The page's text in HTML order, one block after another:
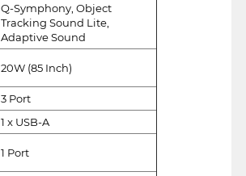
Q-Symphony, Object
Tracking Sound Lite,
Adaptive Sound
20W (85 Inch)
3 Port
1 x USB-A
1 Port